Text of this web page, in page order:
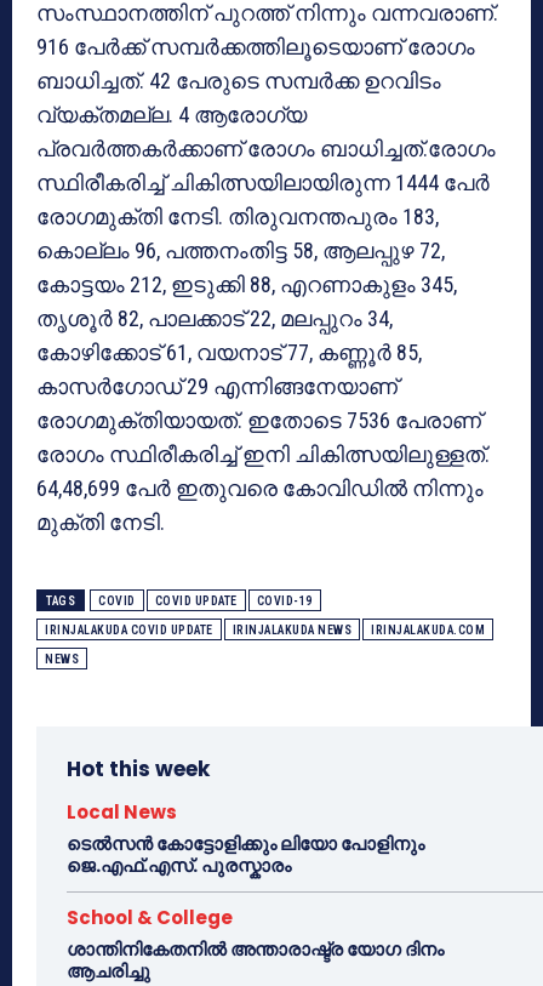
സംസ്ഥാനത്തിന് പുറത്ത് നിന്നും വന്നവരാണ്.
916 പേര്‍ക്ക് സമ്പര്‍ക്കത്തിലൂടെയാണ് രോഗം
ബാധിച്ചത്. 42 പേരുടെ സമ്പര്‍ക്ക ഉറവിടം
വ്യക്തമല്ല. 4 ആരോഗ്യ
പ്രവര്‍ത്തകര്‍ക്കാണ് രോഗം ബാധിച്ചത്.രോഗം
സ്ഥിരീകരിച്ച് ചികിത്സയിലായിരുന്ന 1444 പേര്‍
രോഗമുക്തി നേടി. തിരുവനന്തപുരം 183,
കൊല്ലം 96, പത്തനംതിട്ട 58, ആലപ്പുഴ 72,
കോട്ടയം 212, ഇടുക്കി 88, എറണാകുളം 345,
തൃശൂര്‍ 82, പാലക്കാട് 22, മലപ്പുറം 34,
കോഴിക്കോട് 61, വയനാട് 77, കണ്ണൂര്‍ 85,
കാസര്‍ഗോഡ് 29 എന്നിങ്ങനേയാണ്
രോഗമുക്തിയായത്. ഇതോടെ 7536 പേരാണ്
രോഗം സ്ഥിരീകരിച്ച് ഇനി ചികിത്സയിലുള്ളത്.
64,48,699 പേര്‍ ഇതുവരെ കോവിഡില്‍ നിന്നും
മുക്തി നേടി.
TAGS COVID COVID UPDATE COVID-19
IRINJALAKUDA COVID UPDATE IRINJALAKUDA NEWS IRINJALAKUDA.COM
NEWS
Hot this week
Local News
ടെൽസൻ കോട്ടോളിക്കും ലിയോ പോളിനും
ജെ.എഫ്.എസ്. പുരസ്കാരം
School & College
ശാന്തിനികേതനിൽ അന്താരാഷ്ട്ര യോഗ ദിനം
ആചരിച്ചു